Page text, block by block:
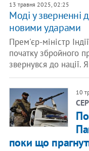
13 травня 2025, 02:25
Моді у зверненні
новими ударами
Прем'єр-міністр
початку збройного
звернувся до нації.
10
поки що